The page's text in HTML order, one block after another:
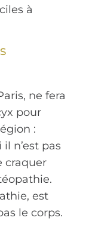
à
ne fera
pour
:
n’est pas
craquer
est
le corps.